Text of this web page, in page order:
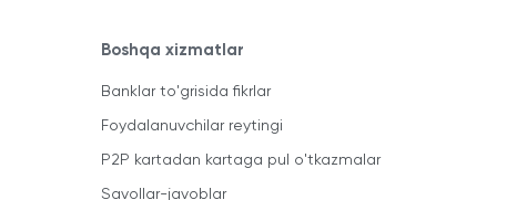
Boshqa xizmatlar
Banklar to'grisida fikrlar
Foydalanuvchilar reytingi
P2P kartadan kartaga pul o'tkazmalar
Savollar-javoblar